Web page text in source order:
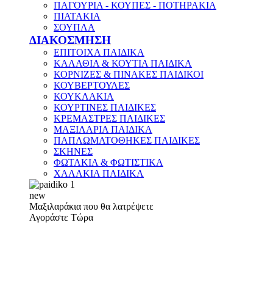
ΠΑΓΟΥΡΙΑ - ΚΟΥΠΕΣ - ΠΟΤΗΡΑΚΙΑ
ΠΙΑΤΑΚΙΑ
ΣΟΥΠΛΑ
ΔΙΑΚΟΣΜΗΣΗ
ΕΠΙΤΟΙΧΑ ΠΑΙΔΙΚΑ
ΚΑΛΑΘΙΑ & ΚΟΥΤΙΑ ΠΑΙΔΙΚΑ
ΚΟΡΝΙΖΕΣ & ΠΙΝΑΚΕΣ ΠΑΙΔΙΚΟΙ
ΚΟΥΒΕΡΤΟΥΛΕΣ
ΚΟΥΚΛΑΚΙΑ
ΚΟΥΡΤΙΝΕΣ ΠΑΙΔΙΚΕΣ
ΚΡΕΜΑΣΤΡΕΣ ΠΑΙΔΙΚΕΣ
ΜΑΞΙΛΑΡΙΑ ΠΑΙΔΙΚΑ
ΠΑΠΛΩΜΑΤΟΘΗΚΕΣ ΠΑΙΔΙΚΕΣ
ΣΚΗΝΕΣ
ΦΩΤΑΚΙΑ & ΦΩΤΙΣΤΙΚΑ
ΧΑΛΑΚΙΑ ΠΑΙΔΙΚΑ
new
Μαξιλαράκια που θα λατρέψετε
Αγοράστε Τώρα